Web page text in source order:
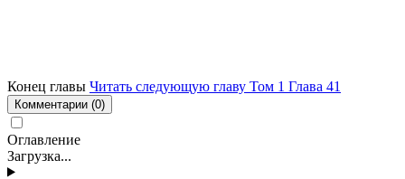
Конец главы Читать следующую главу Том 1 Глава 41
Комментарии (0)
Оглавление
Загрузка...